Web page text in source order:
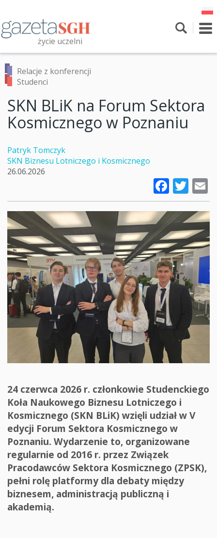
treści
życie uczelni
Przeszukaj witrynę
Relacje z konferencji
Studenci
SKN BLiK na Forum Sektora
Kosmicznego w Poznaniu
Patryk Tomczyk
SKN Biznesu Lotniczego i Kosmicznego
26.06.2026
24 czerwca 2026 r. członkowie Studenckiego
Koła Naukowego Biznesu Lotniczego i
Kosmicznego (SKN BLiK) wzięli udział w V
edycji Forum Sektora Kosmicznego w
Poznaniu. Wydarzenie to, organizowane
regularnie od 2016 r. przez Związek
Pracodawców Sektora Kosmicznego (ZPSK),
pełni rolę platformy dla debaty między
biznesem, administracją publiczną i
akademią.